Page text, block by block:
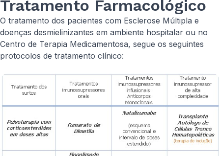
Tratamento Farmacológico
O tratamento dos pacientes com Esclerose Múltipla e
doenças desmielinizantes em ambiente hospitalar ou no
Centro de Terapia Medicamentosa, segue os seguintes
protocolos de tratamento clínico: